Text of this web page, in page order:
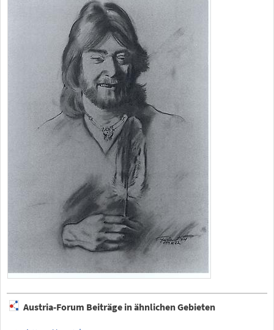
Austria-Forum Beiträge in ähnlichen Gebieten